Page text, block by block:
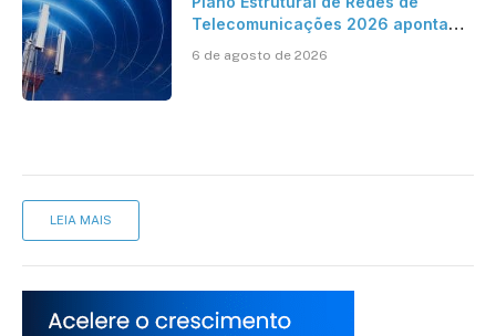
Telecomunicações 2026 aponta
mantém desafio
6 de agosto de 2026
LEIA MAIS